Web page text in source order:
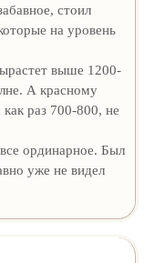
стоил
на уровень
выше 1200-
А красному
раз 700-800, не
ординарное. Был
уже не видел